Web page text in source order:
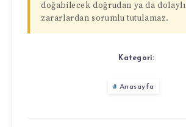
doğabilecek doğrudan ya da dolaylı
zararlardan sorumlu tutulamaz.
Kategori:
Anasayfa